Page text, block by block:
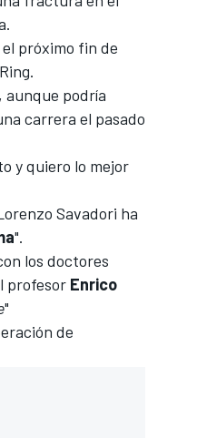
próximo fin de
podría
carrera el pasado
y quiero lo mejor
Savadori ha
".
los doctores
profesor Enrico
"
de